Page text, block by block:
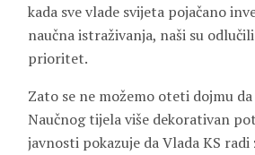
kada sve vlade svijeta pojačano
naučna istraživanja, naši su
prioritet.
Zato se ne možemo oteti dojmu
Naučnog tijela više dekorativan
javnosti pokazuje da Vlada KS radi